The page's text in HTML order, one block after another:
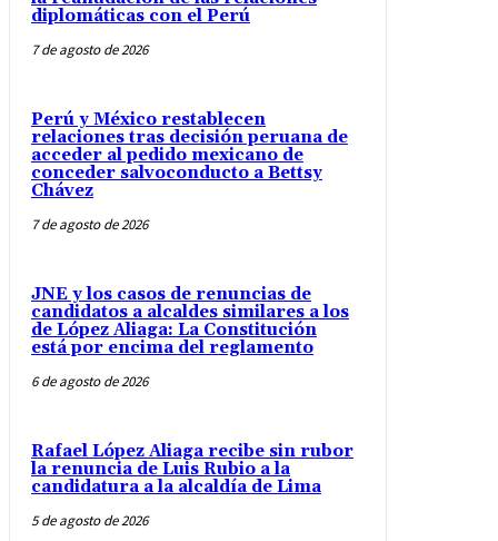
diplomáticas con el Perú
7 de agosto de 2026
Perú y México restablecen
relaciones tras decisión peruana de
acceder al pedido mexicano de
conceder salvoconducto a Bettsy
Chávez
7 de agosto de 2026
JNE y los casos de renuncias de
candidatos a alcaldes similares a los
de López Aliaga: La Constitución
está por encima del reglamento
6 de agosto de 2026
Rafael López Aliaga recibe sin rubor
la renuncia de Luis Rubio a la
candidatura a la alcaldía de Lima
5 de agosto de 2026